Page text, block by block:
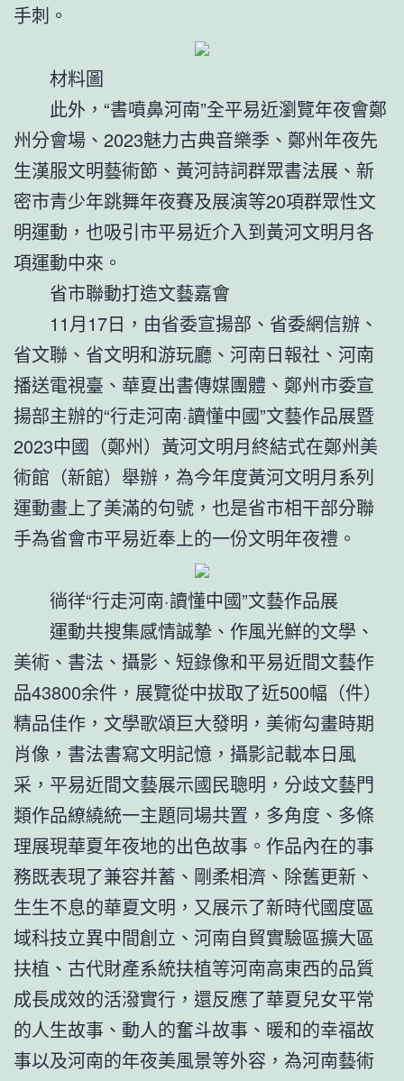
手刺。
材料圖
此外，“書噴鼻河南”全平易近瀏覽年夜會鄭
州分會場、2023魅力古典音樂季、鄭州年夜先
生漢服文明藝術節、黃河詩詞群眾書法展、新
密市青少年跳舞年夜賽及展演等20項群眾性文
明運動，也吸引市平易近介入到黃河文明月各
項運動中來。
省市聯動打造文藝嘉會
11月17日，由省委宣揚部、省委網信辦、
省文聯、省文明和游玩廳、河南日報社、河南
播送電視臺、華夏出書傳媒團體、鄭州市委宣
揚部主辦的“行走河南·讀懂中國”文藝作品展暨
2023中國（鄭州）黃河文明月終結式在鄭州美
術館（新館）舉辦，為今年度黃河文明月系列
運動畫上了美滿的句號，也是省市相干部分聯
手為省會市平易近奉上的一份文明年夜禮。
徜徉“行走河南·讀懂中國”文藝作品展
運動共搜集感情誠摯、作風光鮮的文學、
美術、書法、攝影、短錄像和平易近間文藝作
品43800余件，展覽從中拔取了近500幅（件）
精品佳作，文學歌頌巨大發明，美術勾畫時期
肖像，書法書寫文明記憶，攝影記載本日風
采，平易近間文藝展示國民聰明，分歧文藝門
類作品繚繞統一主題同場共置，多角度、多條
理展現華夏年夜地的出色故事。作品內在的事
務既表現了兼容并蓄、剛柔相濟、除舊更新、
生生不息的華夏文明，又展示了新時代國度區
域科技立異中間創立、河南自貿實驗區擴大區
扶植、古代財產系統扶植等河南高東西的品質
成長成效的活潑實行，還反應了華夏兒女平常
的人生故事、動人的奮斗故事、暖和的幸福故
事以及河南的年夜美風景等外容，為河南藝術